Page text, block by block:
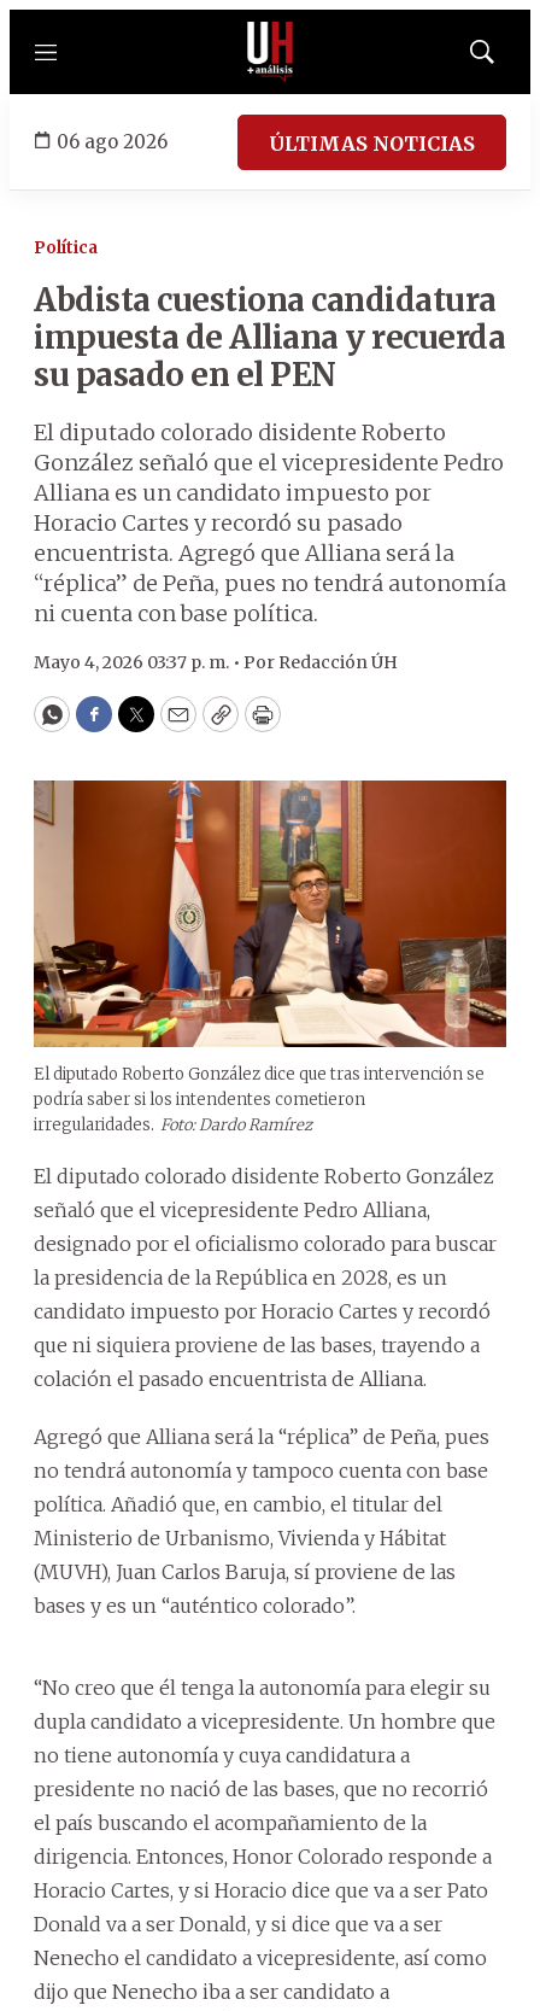
Menú
Mostrar
06 ago 2026 ÚLTIMAS NOTICIAS
Política
Abdista cuestiona candidatura
impuesta de Alliana y recuerda
su pasado en el PEN
El diputado colorado disidente Roberto
González señaló que el vicepresidente Pedro
Alliana es un candidato impuesto por
Horacio Cartes y recordó su pasado
encuentrista. Agregó que Alliana será la
“réplica” de Peña, pues no tendrá autonomía
ni cuenta con base política.
Mayo 4, 2026 03:37 p. m. • Por Redacción ÚH
WhatsApp
Facebook
Twitter
EmailCopyPrint
El diputado Roberto González dice que tras intervención se
podría saber si los intendentes cometieron
irregularidades. Foto: Dardo Ramírez
El diputado colorado disidente Roberto González
señaló que el vicepresidente Pedro Alliana,
designado por el oficialismo colorado para buscar
la presidencia de la República en 2028, es un
candidato impuesto por Horacio Cartes y recordó
que ni siquiera proviene de las bases, trayendo a
colación el pasado encuentrista de Alliana.
Agregó que Alliana será la “réplica” de Peña, pues
no tendrá autonomía y tampoco cuenta con base
política. Añadió que, en cambio, el titular del
Ministerio de Urbanismo, Vivienda y Hábitat
(MUVH), Juan Carlos Baruja, sí proviene de las
bases y es un “auténtico colorado”.
“No creo que él tenga la autonomía para elegir su
dupla candidato a vicepresidente. Un hombre que
no tiene autonomía y cuya candidatura a
presidente no nació de las bases, que no recorrió
el país buscando el acompañamiento de la
dirigencia. Entonces, Honor Colorado responde a
Horacio Cartes, y si Horacio dice que va a ser Pato
Donald va a ser Donald, y si dice que va a ser
Nenecho el candidato a vicepresidente, así como
dijo que Nenecho iba a ser candidato a